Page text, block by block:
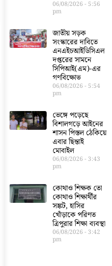
06/08/2026 5:56
pm
জাতীয় সড়ক
সংস্কারের দাবিতে
এনএইচআইডিসিএল
দপ্তরের সামনে
সিপিআই(এম)-এর
গণবিক্ষোভ
06/08/2026 5:54
pm
ভেঙ্গে পড়েছে
বিশালগড়ে আইনের
শাসন পিস্তল ঠেকিয়ে
এবার ছিন্তাই
মোবাইল
06/08/2026 3:43
pm
কোথাও শিক্ষক তো
কোথাও শিক্ষার্থীর
সঙ্কট, হাসির
খোঁড়াকে পরিণত
ত্রিপুরার শিক্ষা ব্যবস্থা
06/08/2026 3:42
pm